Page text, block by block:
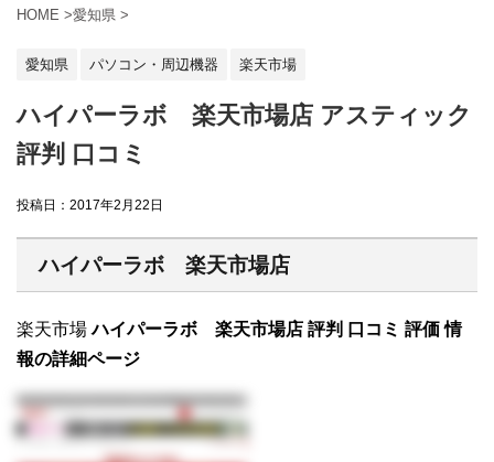
HOME >愛知県 >
愛知県 パソコン・周辺機器 楽天市場
ハイパーラボ 楽天市場店 アスティック
評判 口コミ
投稿日： 2017年2月22日
ハイパーラボ 楽天市場店
楽天市場ハイパーラボ 楽天市場店 評判 口コミ 評価 情
報の詳細ページ